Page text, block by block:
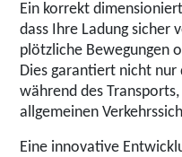
Ein korrekt
dass Ihre Ladung sicher
plötzliche Bewegungen
Dies garantiert nicht nur
während des
allgemeinen
Eine innovative